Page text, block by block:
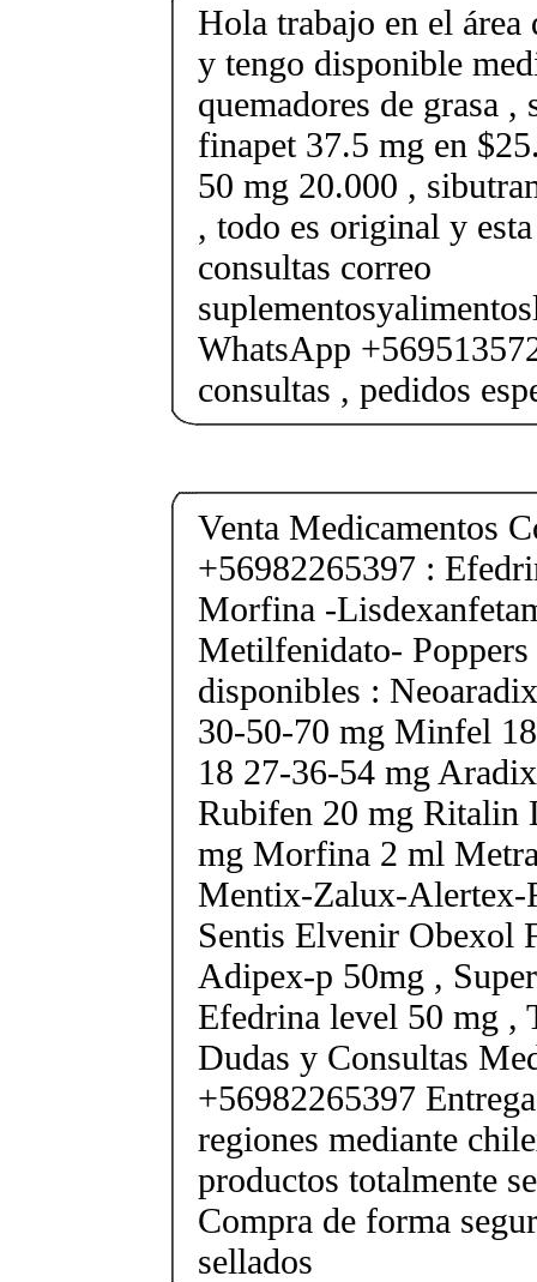
Hola trabajo en el
y tengo disponible
quemadores de grasa
finapet 37.5 mg en
50 mg 20.000 ,
, todo es original y
consultas correo
WhatsApp
consultas , pedidos
Venta Medicamentos
+56982265397 :
Morfina -
Metilfenidato-
disponibles :
30-50-70 mg Minfel
18 27-36-54 mg
Rubifen 20 mg Ritalin
mg Morfina 2 ml
Mentix-Zalux-Alertex-
Sentis Elvenir Obexol
Adipex-p 50mg ,
Efedrina level 50 mg ,
Dudas y Consultas
+56982265397
regiones mediante
productos totalmente
Compra de forma
sellados